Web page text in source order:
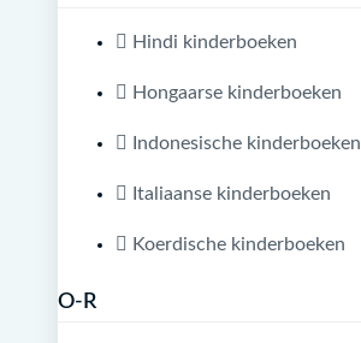
Hindi kinderboeken
Hongaarse kinderboeken
Indonesische kinderboeken
Italiaanse kinderboeken
Koerdische kinderboeken
O-R